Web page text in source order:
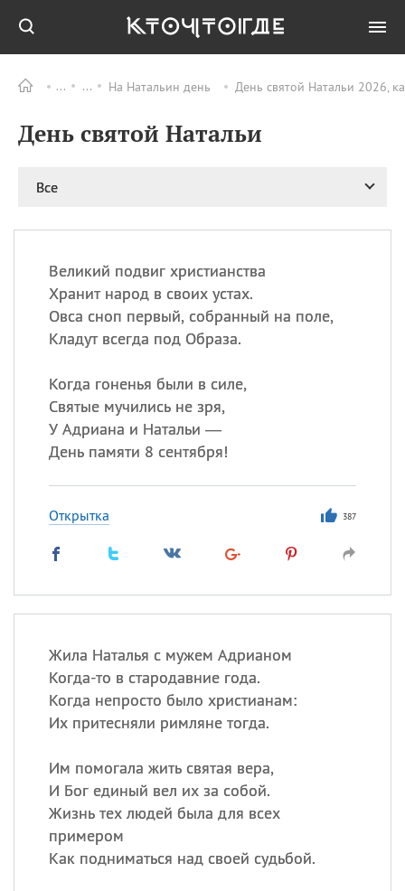
На Натальин день День святой Натальи 2026,
День святой Натальи
Все
Великий подвиг христианства
Хранит народ в своих устах.
Овса сноп первый, собранный на поле,
Кладут всегда под Образа.
Когда гоненья были в силе,
Святые мучились не зря,
У Адриана и Натальи —
День памяти 8 сентября!
Открытка 387
Жила Наталья с мужем Адрианом
Когда-то в стародавние года.
Когда непросто было христианам:
Их притесняли римляне тогда.
Им помогала жить святая вера,
И Бог единый вел их за собой.
Жизнь тех людей была для всех
примером
Как подниматься над своей судьбой.
ПРАЗДНИКИ Все
08.08 День «Счастье
День мира в Аугсбурге
великомученика
покровителя всех
врачей и целителя
больных
Lovers Day)
ИМЕНА
происхождение